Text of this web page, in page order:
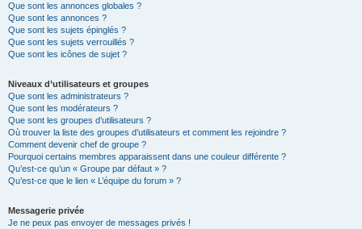
Que sont les annonces globales ?
Que sont les annonces ?
Que sont les sujets épinglés ?
Que sont les sujets verrouillés ?
Que sont les icônes de sujet ?
Niveaux d’utilisateurs et groupes
Que sont les administrateurs ?
Que sont les modérateurs ?
Que sont les groupes d’utilisateurs ?
Où trouver la liste des groupes d’utilisateurs et comment les rejoindre ?
Comment devenir chef de groupe ?
Pourquoi certains membres apparaissent dans une couleur différente ?
Qu’est-ce qu’un « Groupe par défaut » ?
Qu’est-ce que le lien « L’équipe du forum » ?
Messagerie privée
Je ne peux pas envoyer de messages privés !